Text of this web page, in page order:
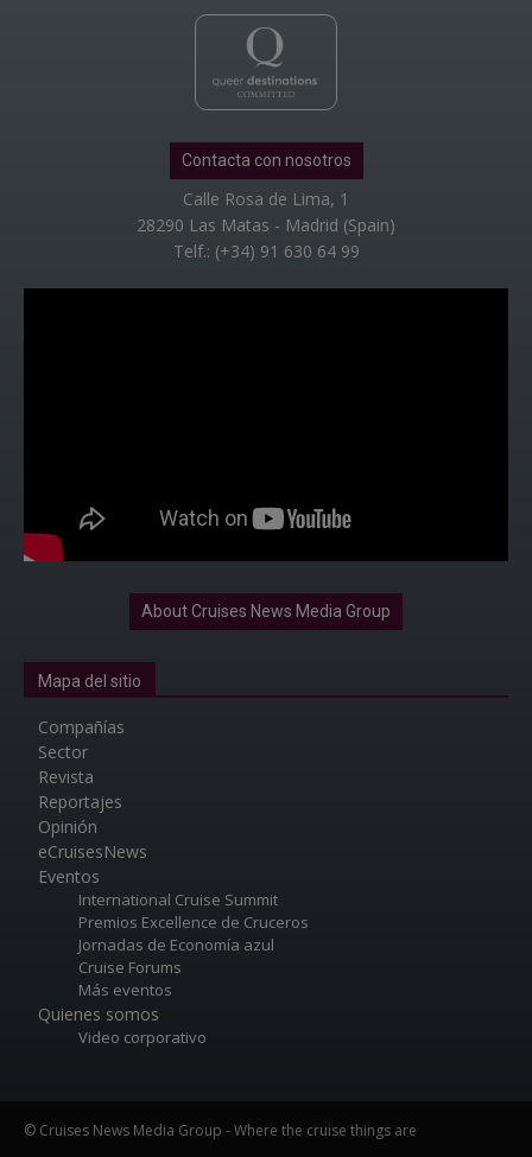
Contacta con nosotros
Calle Rosa de Lima, 1
28290 Las Matas - Madrid (Spain)
Telf.: (+34) 91 630 64 99
About Cruises News Media Group
Mapa del sitio
Compañías
Sector
Revista
Reportajes
Opinión
eCruisesNews
Eventos
International Cruise Summit
Premios Excellence de Cruceros
Jornadas de Economía azul
Cruise Forums
Más eventos
Quienes somos
Video corporativo
© Cruises News Media Group - Where the cruise things are